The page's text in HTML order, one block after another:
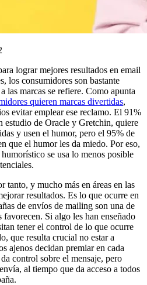
lograr mejores resultados en email
los consumidores son bastante
las marcas se refiere. Como apunta
quieren marcas divertidas,
evitar emplear ese reclamo. El 91%
estudio de Oracle y Gretchin, quiere
y usen el humor, pero el 95% de
que el humor les da miedo. Por eso,
se usa lo menos posible
tanto, y mucho más en áreas en las
resultados. Es lo que ocurre en
de envíos de mailing son una de
favorecen. Si algo les han enseñado
tener el control de lo que ocurre
que resulta crucial no estar a
ajenos decidan premiar en cada
control sobre el mensaje, pero
al tiempo que da acceso a todos